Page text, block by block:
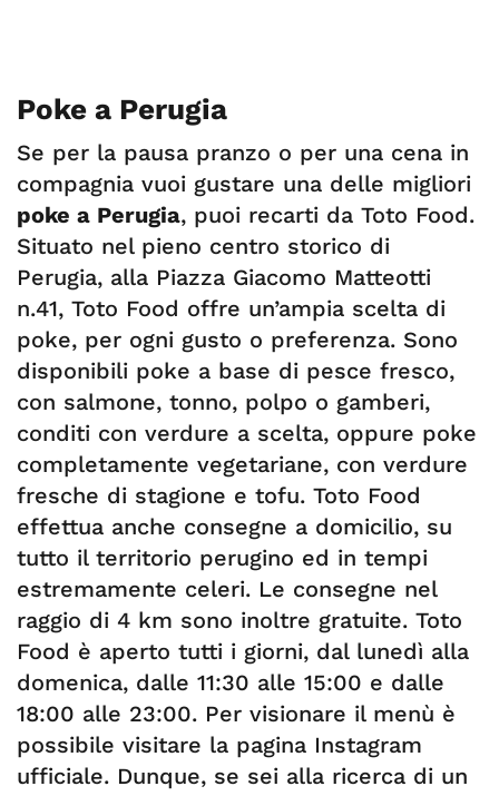
Poke a Perugia
Se per la pausa pranzo o per una cena in
compagnia vuoi gustare una delle migliori
poke a Perugia, puoi recarti da Toto Food.
Situato nel pieno centro storico di
Perugia, alla Piazza Giacomo Matteotti
n.41, Toto Food offre un’ampia scelta di
poke, per ogni gusto o preferenza. Sono
disponibili poke a base di pesce fresco,
con salmone, tonno, polpo o gamberi,
conditi con verdure a scelta, oppure poke
completamente vegetariane, con verdure
fresche di stagione e tofu. Toto Food
effettua anche consegne a domicilio, su
tutto il territorio perugino ed in tempi
estremamente celeri. Le consegne nel
raggio di 4 km sono inoltre gratuite. Toto
Food è aperto tutti i giorni, dal lunedì alla
domenica, dalle 11:30 alle 15:00 e dalle
18:00 alle 23:00. Per visionare il menù è
possibile visitare la pagina Instagram
ufficiale. Dunque, se sei alla ricerca di un